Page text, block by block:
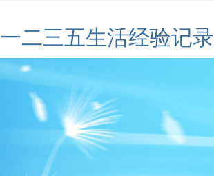
一二三五生活经验记录